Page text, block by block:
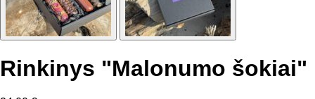
Rinkinys "Malonumo šokiai"